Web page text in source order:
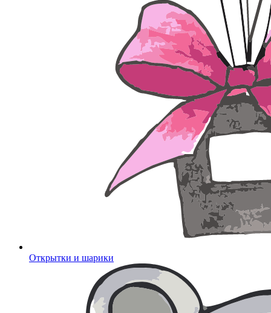
Открытки и шарики